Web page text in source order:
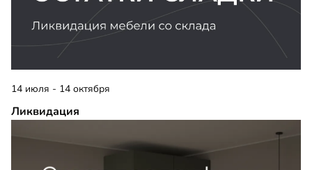
14 июля - 14 октября
Ликвидация